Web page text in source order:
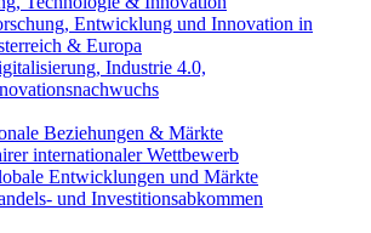
Entwicklung und Innovation in
& Europa
Industrie 4.0,
Beziehungen & Märkte
internationaler Wettbewerb
Entwicklungen und Märkte
und Investitionsabkommen